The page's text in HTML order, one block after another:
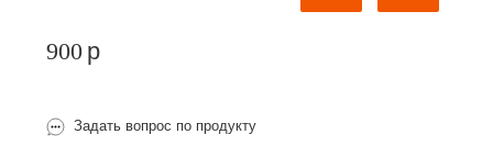
900 p
Задать вопрос по продукту